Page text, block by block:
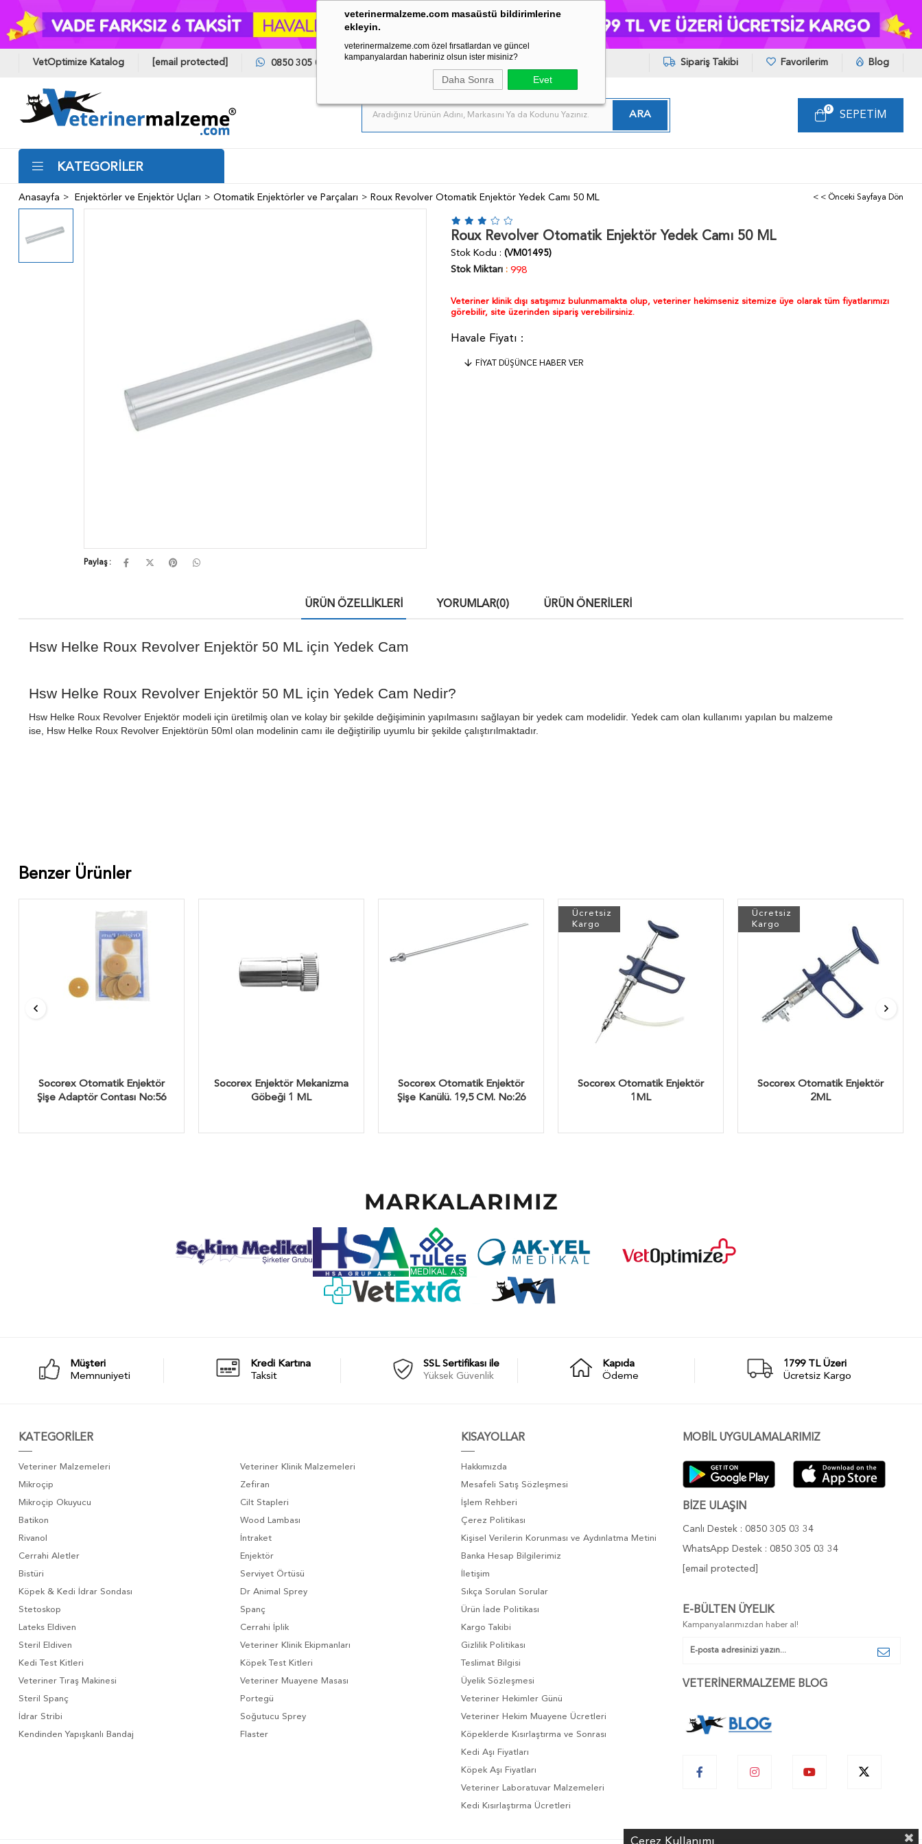
veterinermalzeme.com masaüstü bildirimlerine
ekleyin.
veterinermalzeme.com özel fırsatlardan ve güncel
kampanyalardan haberiniz olsun ister misiniz?
Daha Sonra Evet
VetOptimize Katalog [email protected] 0850 305 03 34 Sipariş Takibi Favorilerim Blog
SEPETIM
0
KATEGORİLER
Anasayfa Enjektörler ve Enjektör Uçları Otomatik Enjektörler ve Parçaları Roux Revolver Otomatik Enjektör Yedek Camı 50 ML < < Önceki Sayfaya Dön
Paylaş :
Roux Revolver Otomatik Enjektör Yedek Camı 50 ML
Stok Kodu
(VM01495)
Stok Miktarı : 998
Veteriner klinik dışı satışımız bulunmamakta olup, veteriner hekimseniz sitemize üye olarak tüm fiyatlarımızı
görebilir, site üzerinden sipariş verebilirsiniz.
FIYAT DÜŞÜNCE HABER VER
ÜRÜN ÖZELLIKLERI YORUMLAR(0) ÜRÜN ÖNERILERI
Hsw Helke Roux Revolver Enjektör 50 ML için Yedek Cam
Hsw Helke Roux Revolver Enjektör 50 ML için Yedek Cam Nedir?
Hsw Helke Roux Revolver Enjektör modeli için üretilmiş olan ve kolay bir şekilde değişiminin yapılmasını sağlayan bir yedek cam modelidir. Yedek cam olan kullanımı yapılan bu malzeme
ise, Hsw Helke Roux Revolver Enjektörün 50ml olan modelinin camı ile değiştirilip uyumlu bir şekilde çalıştırılmaktadır.
Benzer Ürünler
Socorex Otomatik Enjektör
Şişe Adaptör Contası No:56
Socorex Enjektör Mekanizma
Göbeği 1 ML
Socorex Otomatik Enjektör
Şişe Kanülü. 19,5 CM. No:26
Socorex Otomatik Enjektör
1ML
Ücretsiz
Kargo
Socorex Otomatik Enjektör
2ML
Ücretsiz
Kargo
MARKALARIMIZ
Müşteri
Memnuniyeti
Kredi Kartına
Taksit
SSL Sertifikası ile
Yüksek Güvenlik
Kapıda
Ödeme
1799 TL Üzeri
Ücretsiz Kargo
KATEGORİLER
Veteriner Malzemeleri
Veteriner Klinik Malzemeleri
Mikroçip
Zefiran
Mikroçip Okuyucu
Cilt Stapleri
Batikon
Wood Lambası
Rivanol
İntraket
Cerrahi Aletler
Enjektör
Bistüri
Serviyet Örtüsü
Köpek & Kedi İdrar Sondası
Dr Animal Sprey
Stetoskop
Spanç
Lateks Eldiven
Cerrahi İplik
Steril Eldiven
Veteriner Klinik Ekipmanları
Kedi Test Kitleri
Köpek Test Kitleri
Veteriner Tıraş Makinesi
Veteriner Muayene Masası
Steril Spanç
Portegü
İdrar Stribi
Soğutucu Sprey
Kendinden Yapışkanlı Bandaj
Flaster
KISAYOLLAR
Hakkımızda
Mesafeli Satış Sözleşmesi
İşlem Rehberi
Çerez Politikası
Kişisel Verilerin Korunması ve Aydınlatma Metini
Banka Hesap Bilgilerimiz
İletişim
Sıkça Sorulan Sorular
Ürün İade Politikası
Kargo Takibi
Gizlilik Politikası
Teslimat Bilgisi
Üyelik Sözleşmesi
Veteriner Hekimler Günü
Veteriner Hekim Muayene Ücretleri
Köpeklerde Kısırlaştırma ve Sonrası
Kedi Aşı Fiyatları
Köpek Aşı Fiyatları
Veteriner Laboratuvar Malzemeleri
Kedi Kısırlaştırma Ücretleri
MOBİL UYGULAMALARIMIZ
BİZE ULAŞIN
Canlı Destek : 0850 305 03 34
WhatsApp Destek : 0850 305 03 34
[email protected]
E-BÜLTEN ÜYELIK
Kampanyalarımızdan haber al!
VETERİNERMALZEME BLOG
Çerez Kullanımı